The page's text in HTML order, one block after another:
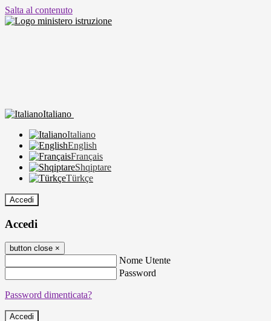
Salta al contenuto
Italiano
Italiano
English
Français
Shqiptare
Türkçe
Accedi
Accedi
button close ×
Nome Utente
Password
Password dimenticata?